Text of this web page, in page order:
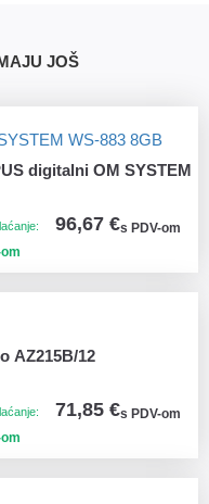
JOŠ
digitalni OM SYSTEM
96,67 €s PDV-om
AZ215B/12
71,85 €s PDV-om